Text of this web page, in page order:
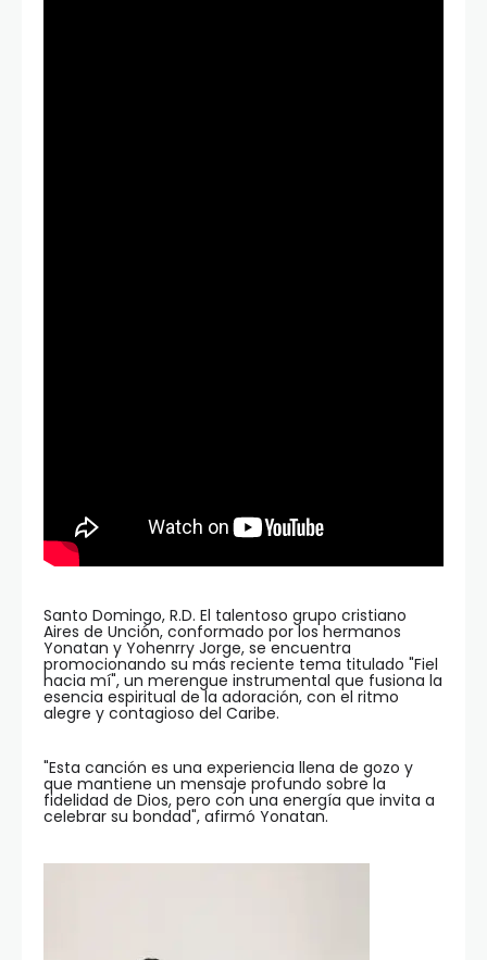
Santo Domingo, R.D. El talentoso grupo cristiano
Aires de Unción, conformado por los hermanos
Yonatan y Yohenrry Jorge, se encuentra
promocionando su más reciente tema titulado "Fiel
hacia mí", un merengue instrumental que fusiona la
esencia espiritual de la adoración, con el ritmo
alegre y contagioso del Caribe.
"Esta canción es una experiencia llena de gozo y
que mantiene un mensaje profundo sobre la
fidelidad de Dios, pero con una energía que invita a
celebrar su bondad", afirmó Yonatan.